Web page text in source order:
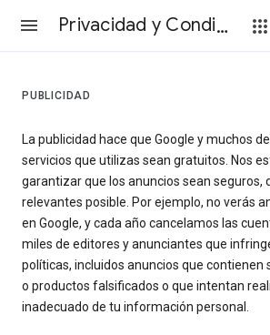
Privacidad y Condiciones
PUBLICIDAD
La publicidad hace que Google y muchos
servicios que utilizas sean gratuitos. Nos
garantizar que los anuncios sean seguros,
relevantes posible. Por ejemplo, no verás
en Google, y cada año cancelamos las
miles de editores y anunciantes que
políticas, incluidos anuncios que
o productos falsificados o que intentan
inadecuado de tu información personal.